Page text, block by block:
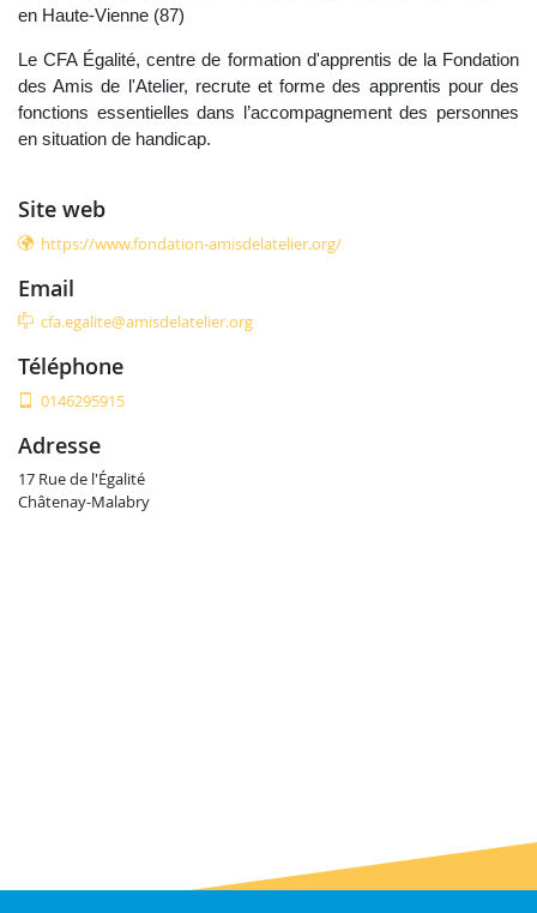
en Haute-Vienne (87)
Le CFA Égalité, centre de formation d'apprentis de la Fondation
des Amis de l'Atelier, recrute et forme des apprentis pour des
fonctions essentielles dans l’accompagnement des personnes
en situation de handicap.
site web
https://www.fondation-amisdelatelier.org/
email
cfa.egalite@amisdelatelier.org
téléphone
0146295915
adresse
17 Rue de l'Égalité
Châtenay-Malabry